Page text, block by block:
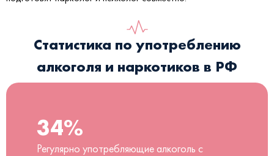
Статистика по употреблению
алкоголя и наркотиков в РФ
34%
Регулярно употребляющие алкоголь с